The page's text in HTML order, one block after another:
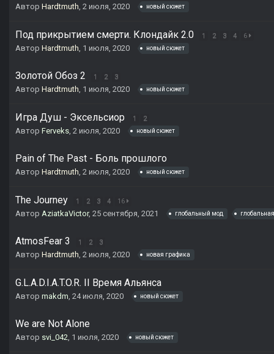
Автор Hardtmuth, 2 июля, 2020 новый сюжет
Под прикрытием смерти. Клондайк 2.0 1 2 3 4 6
Автор Hardtmuth, 1 июля, 2020 новый сюжет
Золотой Обоз 2 1 2 3
Автор Hardtmuth, 1 июля, 2020 новый сюжет
Игра Душ - Эксельсиор 1 2
Автор Ferveks, 2 июля, 2020 новый сюжет
Pain of The Past - Боль прошлого
Автор Hardtmuth, 2 июля, 2020 новый сюжет
The Journey 1 2 3 4 16
Автор AziatkaVictor, 25 сентября, 2021 глобальный мод
AtmosFear 3 1 2 3
Автор Hardtmuth, 2 июля, 2020 новая графика
G.L.A.D.I.A.T.O.R. II Время Альянса
Автор makdm, 24 июля, 2020 новый сюжет
We are Not Alone
Автор svi_042, 1 июля, 2020 новый сюжет